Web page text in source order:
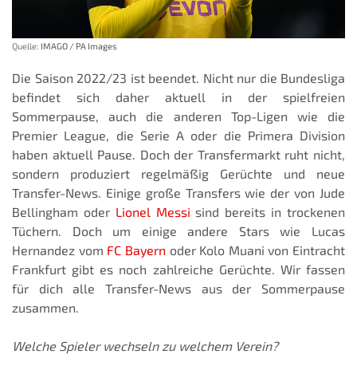
Quelle: IMAGO / PA Images
Die Saison 2022/23 ist beendet. Nicht nur die Bundesliga
befindet sich daher aktuell in der spielfreien
Sommerpause, auch die anderen Top-Ligen wie die
Premier League, die Serie A oder die Primera Division
haben aktuell Pause. Doch der Transfermarkt ruht nicht,
sondern produziert regelmäßig Gerüchte und neue
Transfer-News. Einige große Transfers wie der von Jude
Bellingham oder Lionel Messisind bereits in trockenen
Tüchern. Doch um einige andere Stars wie Lucas
Hernandez vom FC Bayernoder Kolo Muani von Eintracht
Frankfurt gibt es noch zahlreiche Gerüchte. Wir fassen
für dich alle Transfer-News aus der Sommerpause
zusammen.
Welche Spieler wechseln zu welchem Verein?